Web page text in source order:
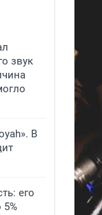
звук
В
его
5%